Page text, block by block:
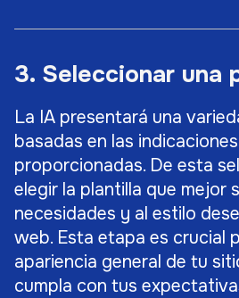
3. Seleccionar una
La IA presentará una
basadas en las
proporcionadas. De esta
elegir la plantilla que mejor
necesidades y al estilo
web. Esta etapa es crucial
apariencia general de tu
cumpla con tus